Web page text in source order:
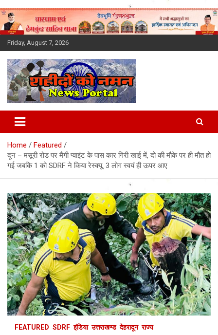
Skip
to
content
Friday, August 7, 2026
Latest News Today, Breaking
News, Uttarakhand News in
Hindi
Home
Featured
दून – मसूरी रोड पर मैगी प्वाइंट के पास कार गिरी खाई में, दो की मौके पर ही मौत हो
गई जबकि 1 को SDRF ने किया रेस्क्यू, 3 लोग स्वयं ही ऊपर आए
FEATURED SDRF इंडिया उत्तराखण्ड देहरादून राज्य